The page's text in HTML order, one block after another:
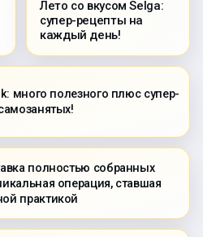
Лето со вкусом Selga:
супер-рецепты на
каждый день!
много полезного плюс супер-
полностью собранных
операция, ставшая
практикой